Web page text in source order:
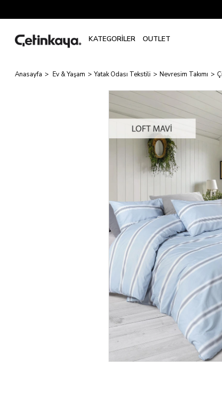
Anasayfa Ev & Yaşam Yatak Odası Tekstili Nevresim Takımı